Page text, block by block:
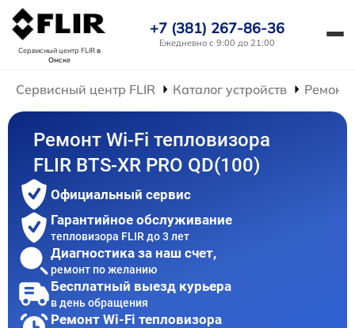
Сервисный центр FLIRв
Омске
+7 (381) 267-86-36
Ежедневно с 9:00 до 21:00
Сервисный центр FLIR Каталог устройств Ремонт
Ремонт Wi-Fi тепловизора
FLIR BTS-XR PRO QD(100)
Официальный сервис
Гарантийное обслуживание
тепловизора FLIR до 3 лет
Диагностика за наш счет,
ремонт по желанию
Бесплатный выезд курьера
в день обращения
Ремонт Wi-Fi тепловизора